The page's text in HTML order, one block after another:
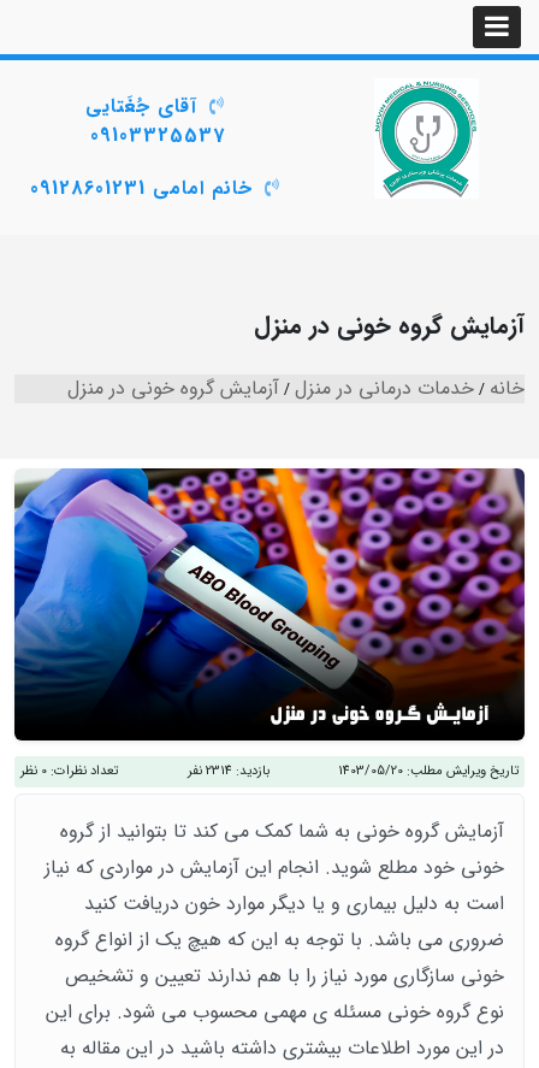
آقای جُغَتایی
09103325537
خانم امامی 09128601231
آزمایش گروه خونی در منزل
خانه خدمات درمانی در منزل آزمایش گروه خونی در منزل
تاریخ ویرایش مطلب: 1403/05/20 بازدید: 2314 نفر تعداد نظرات: 0 نظر
آزمایش گروه خونی به شما کمک می کند تا بتوانید از گروه
خونی خود مطلع شوید. انجام این آزمایش در مواردی که نیاز
است به دلیل بیماری و یا دیگر موارد خون دریافت کنید
ضروری می باشد. با توجه به این که هیچ یک از انواع گروه
خونی سازگاری مورد نیاز را با هم ندارند تعیین و تشخیص
نوع گروه خونی مسئله ی مهمی محسوب می شود. برای این
در این مورد اطلاعات بیشتری داشته باشید در این مقاله به